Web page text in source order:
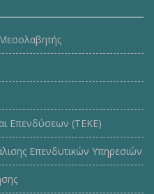
Επενδύσεων (ΤΕΚE)
Επενδυτικών Υπηρεσιών